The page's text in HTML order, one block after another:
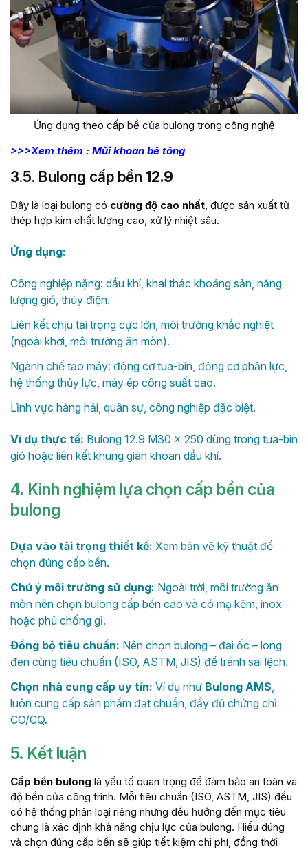
Ứng dụng theo cấp bề của bulong trong công nghệ
>>>Xem thêm : Mũi khoan bê tông
3.5. Bulong cấp bền 12.9
Đây là loại bulong có cường độ cao nhất, được sản xuất từ
thép hợp kim chất lượng cao, xử lý nhiệt sâu.
Ứng dụng:
Công nghiệp nặng: dầu khí, khai thác khoáng sản, năng
lượng gió, thủy điện.
Liên kết chịu tải trọng cực lớn, môi trường khắc nghiệt
(ngoài khơi, môi trường ăn mòn).
Ngành chế tạo máy: động cơ tua-bin, động cơ phản lực,
hệ thống thủy lực, máy ép công suất cao.
Lĩnh vực hàng hải, quân sự, công nghiệp đặc biệt.
Ví dụ thực tế: Bulong 12.9 M30 × 250 dùng trong tua-bin
gió hoặc liên kết khung giàn khoan dầu khí.
4. Kinh nghiệm lựa chọn cấp bền của
bulong
Dựa vào tải trọng thiết kế: Xem bản vẽ kỹ thuật để
chọn đúng cấp bền.
Chú ý môi trường sử dụng: Ngoài trời, môi trường ăn
mòn nên chọn bulong cấp bền cao và có mạ kẽm, inox
hoặc phủ chống gỉ.
Đồng bộ tiêu chuẩn: Nên chọn bulong – đai ốc – long
đen cùng tiêu chuẩn (ISO, ASTM, JIS) để tránh sai lệch.
Chọn nhà cung cấp uy tín: Ví dụ như Bulong AMS,
luôn cung cấp sản phẩm đạt chuẩn, đầy đủ chứng chỉ
CO/CQ.
5. Kết luận
Cấp bền bulong là yếu tố quan trọng để đảm bảo an toàn và
độ bền của công trình. Mỗi tiêu chuẩn (ISO, ASTM, JIS) đều
có hệ thống phân loại riêng nhưng đều hướng đến mục tiêu
chung là xác định khả năng chịu lực của bulong. Hiểu đúng
và chọn đúng cấp bền sẽ giúp tiết kiệm chi phí, đồng thời